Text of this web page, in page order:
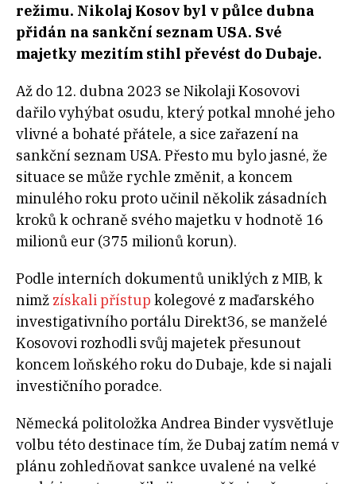
režimu. Nikolaj Kosov byl v půlce dubna
přidán na sankční seznam USA. Své
majetky mezitím stihl převést do Dubaje.
Až do 12. dubna 2023 se Nikolaji Kosovovi
dařilo vyhýbat osudu, který potkal mnohé jeho
vlivné a bohaté přátele, a sice zařazení na
sankční seznam USA. Přesto mu bylo jasné, že
situace se může rychle změnit, a koncem
minulého roku proto učinil několik zásadních
kroků k ochraně svého majetku v hodnotě 16
milionů eur (375 milionů korun).
Podle interních dokumentů uniklých z MIB, k
nimž získali přístup kolegové z maďarského
investigativního portálu Direkt36, se manželé
Kosovovi rozhodli svůj majetek přesunout
koncem loňského roku do Dubaje, kde si najali
investičního poradce.
Německá politoložka Andrea Binder vysvětluje
volbu této destinace tím, že Dubaj zatím nemá v
plánu zohledňovat sankce uvalené na velké